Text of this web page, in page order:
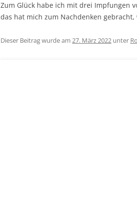
Zum Glück habe ich mit drei Impfungen
das hat mich zum Nachdenken
Dieser Beitrag wurde am 27. März 2022 unter